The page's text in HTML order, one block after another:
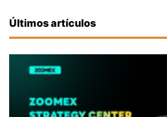
Últimos artículos